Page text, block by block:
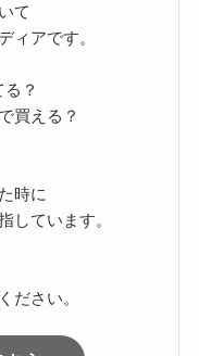
て
ィアです。
？
買える？
時に
しています。
ださい。